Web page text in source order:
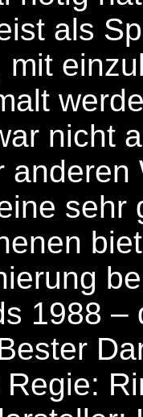
als
mit
nicht
anderen
sehr
1988 –
Regie: